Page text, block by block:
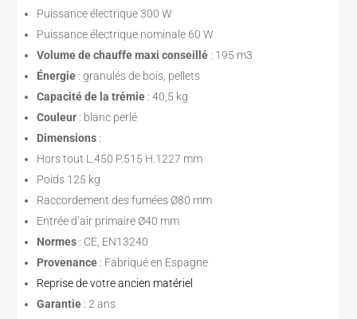
Puissance électrique 300 W
Puissance électrique nominale 60 W
Volume de chauffe maxi conseillé : 195 m3
Énergie : granulés de bois, pellets
Capacité de la trémie : 40,5 kg
Couleur : blanc perlé
Dimensions :
Hors tout L.450 P.515 H.1227 mm
Poids 125 kg
Raccordement des fumées Ø80 mm
Entrée d’air primaire Ø40 mm
Normes : CE, EN13240
Provenance : Fabriqué en Espagne
Reprise de votre ancien matériel
Garantie : 2 ans